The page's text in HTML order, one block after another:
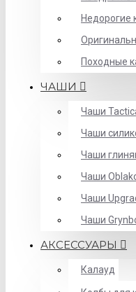
Недорогие
Походные
ЧАШИ
Чаши
Чаши
Чаши
Чаши
Чаши
Чаши
АКСЕССУАРЫ
Калауд